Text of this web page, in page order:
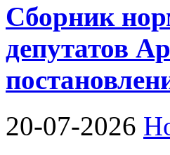
Сборник
депутатов
20-07-2026